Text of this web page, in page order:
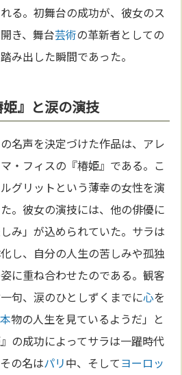
る。初舞台の成功が、彼女のス
き、舞台芸術の革新者としての
み出した瞬間であった。
』と涙の演技
の名声を決定づけた作品は、アレ
・フィスの『椿姫』である。こ
グリットという薄幸の女性を演
。彼女の演技には、他の俳優に
み」が込められていた。サラは
し、自分の人生の苦しみや孤独
に重ね合わせたのである。観客
句、涙のひとしずくまでに心を
本物の人生を見ているようだ」と
の成功によってサラは一躍時代
の名はパリ中、そしてヨーロッ